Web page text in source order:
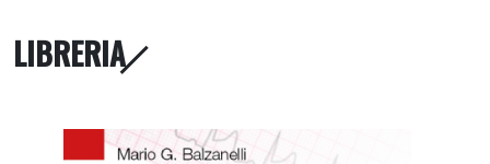
LIBRERIA